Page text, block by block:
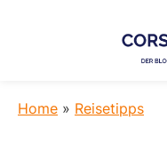
Lovers
Ihre
Home » Reisetipps